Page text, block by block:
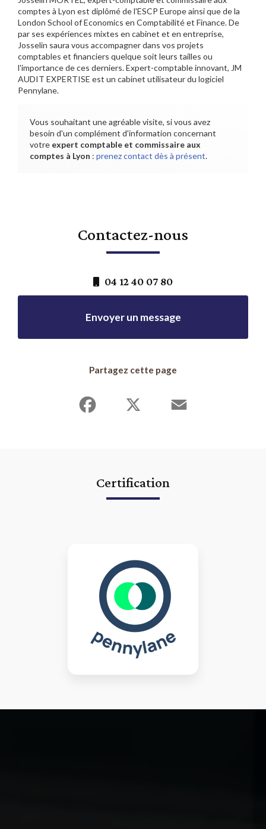
comptes à Lyon est diplômé de l'ESCP Europe ainsi que de la
London School of Economics en Comptabilité et Finance. De
par ses expériences mixtes en cabinet et en entreprise,
Josselin saura vous accompagner dans vos projets
comptables et financiers quelque soit leurs tailles ou
l'importance de ces derniers. Expert-comptable innovant, JM
AUDIT EXPERTISE est un cabinet utilisateur du logiciel
Pennylane.
Vous souhaitant une agréable visite, si vous avez
besoin d'un complément d'information concernant
votre expert comptable et commissaire aux
comptes à Lyon : prenez contact dès à présent.
Contactez-nous
04 12 40 07 80
Envoyer un message
Partagez cette page
Certification